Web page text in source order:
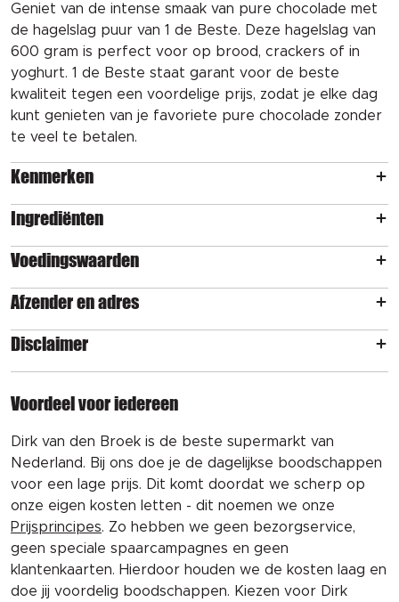
Geniet van de intense smaak van pure chocolade met
de hagelslag puur van 1 de Beste. Deze hagelslag van
600 gram is perfect voor op brood, crackers of in
yoghurt. 1 de Beste staat garant voor de beste
kwaliteit tegen een voordelige prijs, zodat je elke dag
kunt genieten van je favoriete pure chocolade zonder
te veel te betalen.
Kenmerken
Ingrediënten
Voedingswaarden
Afzender en adres
Disclaimer
Voordeel voor iedereen
Dirk van den Broek is de beste supermarkt van
Nederland. Bij ons doe je de dagelijkse boodschappen
voor een lage prijs. Dit komt doordat we scherp op
onze eigen kosten letten - dit noemen we onze
Prijsprincipes. Zo hebben we geen bezorgservice,
geen speciale spaarcampagnes en geen
klantenkaarten. Hierdoor houden we de kosten laag en
doe jij voordelig boodschappen. Kiezen voor Dirk